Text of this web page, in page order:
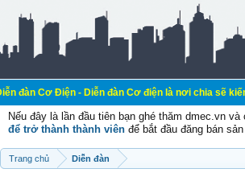
- Diễn đàn Cơ điện là nơi chia sẽ kiến thức
Nếu đây là lần đầu tiên bạn ghé thăm dmec.vn
để trở thành thành viên để bắt đầu đăng bán
Trang chủ Diễn đàn